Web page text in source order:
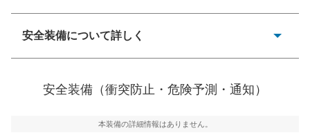
一般的な荷物のサイズの目安
安全装備について詳しく
ーキアシスト、ABSなどが装備されています。
安全装備（衝突防止・危険予測・通知）
本装備の詳細情報はありません。